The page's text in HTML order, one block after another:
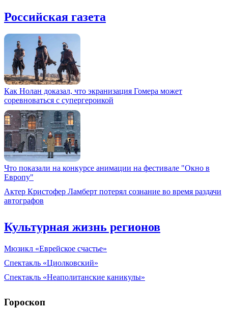
Российская газета
Как Нолан доказал, что экранизация Гомера может
соревноваться с супергероикой
Что показали на конкурсе анимации на фестивале "Окно в
Европу"
Актер Кристофер Ламберт потерял сознание во время раздачи
автографов
Культурная жизнь регионов
Мюзикл «Еврейское счастье»
Спектакль «Циолковский»
Спектакль «Неаполитанские каникулы»
Гороскоп